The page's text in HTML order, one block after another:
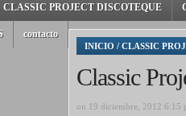
CLASSIC PROJECT DISCOTEQUE
contacto
INICIO / CLASSIC
Classic
on 19 diciembre, 2012 6:15